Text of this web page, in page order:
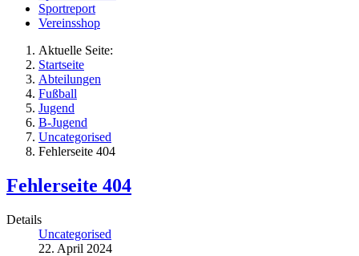
Sportreport
Vereinsshop
Aktuelle Seite:
Startseite
Abteilungen
Fußball
Jugend
B-Jugend
Uncategorised
Fehlerseite 404
Fehlerseite 404
Details
Uncategorised
22. April 2024